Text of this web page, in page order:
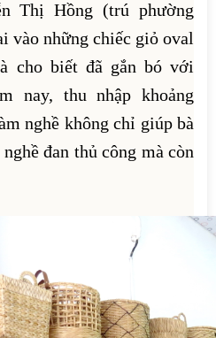
Thị Hồng (trú phường
vào những chiếc giỏ oval
cho biết đã gắn bó với
nay, thu nhập khoảng
nghề không chỉ giúp bà
đan thủ công mà còn